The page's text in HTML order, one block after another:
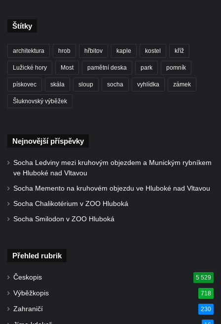
Štítky
architektura hrob hřbitov kaple kostel kříž
Lužické hory Most pamětní deska park pomník
pískovec skála sloup socha vyhlídka zámek
Šluknovský výběžek
Nejnovější příspěvky
Socha Ledviny mezi kruhovým objezdem a Munickým rybníkem
ve Hluboké nad Vltavou
Socha Memento na kruhovém objezdu ve Hluboké nad Vltavou
Socha Chalikotérium v ZOO Hluboká
Socha Smilodon v ZOO Hluboká
Přehled rubrik
Českopis 5 529
Výběžkopis 718
Zahraničí 230